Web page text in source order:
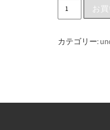
お
カテゴリー: